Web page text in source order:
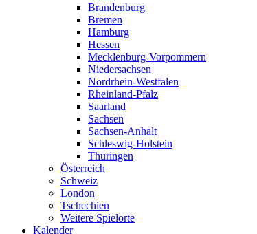
Brandenburg
Bremen
Hamburg
Hessen
Mecklenburg-Vorpommern
Niedersachsen
Nordrhein-Westfalen
Rheinland-Pfalz
Saarland
Sachsen
Sachsen-Anhalt
Schleswig-Holstein
Thüringen
Österreich
Schweiz
London
Tschechien
Weitere Spielorte
Kalender